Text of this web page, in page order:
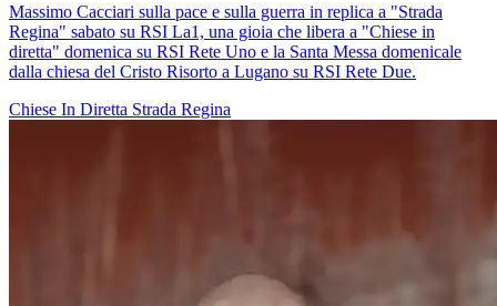
Massimo Cacciari sulla pace e sulla guerra in replica a "Strada
Regina" sabato su RSI La1, una gioia che libera a "Chiese in
diretta" domenica su RSI Rete Uno e la Santa Messa domenicale
dalla chiesa del Cristo Risorto a Lugano su RSI Rete Due.
Chiese In Diretta Strada Regina